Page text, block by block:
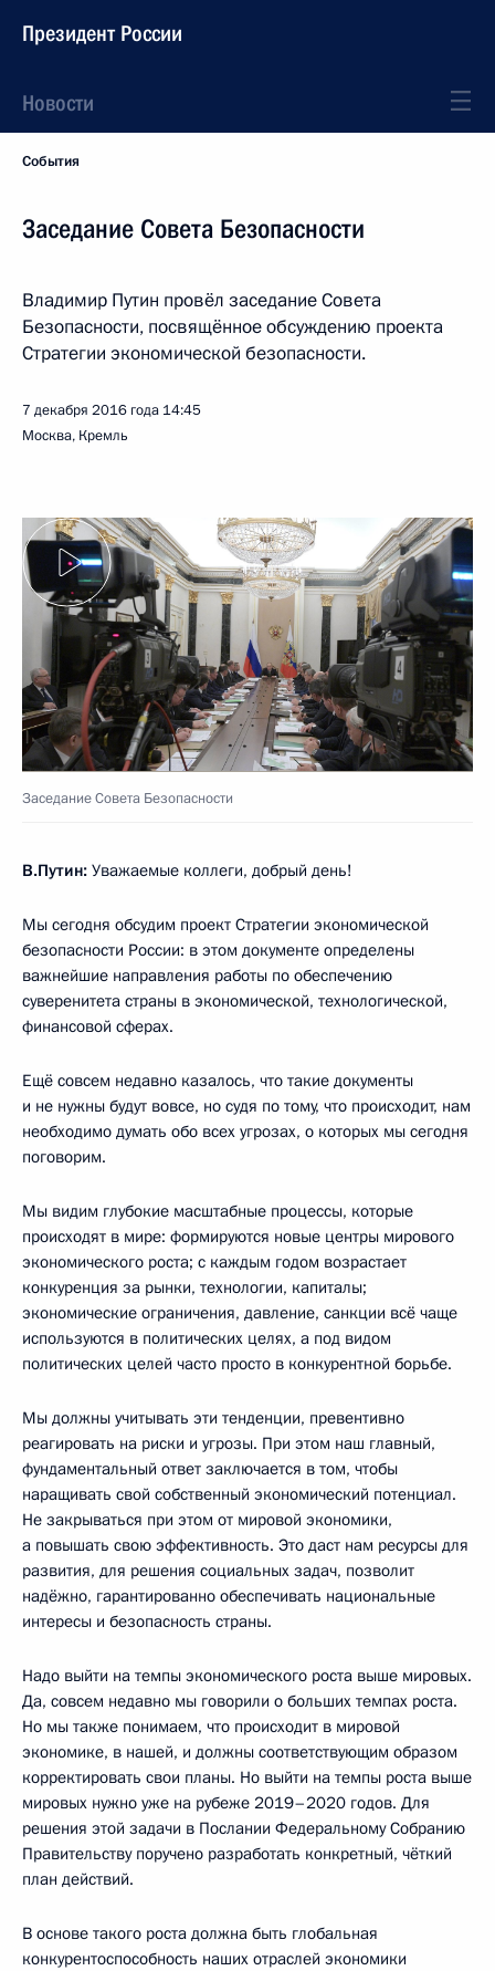
Президент России
Новости
События
Заседание Совета Безопасности
Владимир Путин провёл заседание Совета
Безопасности, посвящённое обсуждению проекта
Стратегии экономической безопасности.
7 декабря 2016 года 14:45
Москва, Кремль
Заседание Совета Безопасности
В.Путин: Уважаемые коллеги, добрый день!
Мы сегодня обсудим проект Стратегии экономической
безопасности России: в этом документе определены
важнейшие направления работы по обеспечению
суверенитета страны в экономической, технологической,
финансовой сферах.
Ещё совсем недавно казалось, что такие документы
и не нужны будут вовсе, но судя по тому, что происходит, нам
необходимо думать обо всех угрозах, о которых мы сегодня
поговорим.
Мы видим глубокие масштабные процессы, которые
происходят в мире: формируются новые центры мирового
экономического роста; с каждым годом возрастает
конкуренция за рынки, технологии, капиталы;
экономические ограничения, давление, санкции всё чаще
используются в политических целях, а под видом
политических целей часто просто в конкурентной борьбе.
Мы должны учитывать эти тенденции, превентивно
реагировать на риски и угрозы. При этом наш главный,
фундаментальный ответ заключается в том, чтобы
наращивать свой собственный экономический потенциал.
Не закрываться при этом от мировой экономики,
а повышать свою эффективность. Это даст нам ресурсы для
развития, для решения социальных задач, позволит
надёжно, гарантированно обеспечивать национальные
интересы и безопасность страны.
Надо выйти на темпы экономического роста выше мировых.
Да, совсем недавно мы говорили о больших темпах роста.
Но мы также понимаем, что происходит в мировой
экономике, в нашей, и должны соответствующим образом
корректировать свои планы. Но выйти на темпы роста выше
мировых нужно уже на рубеже 2019–2020 годов. Для
решения этой задачи в Послании Федеральному Собранию
Правительству поручено разработать конкретный, чёткий
план действий.
В основе такого роста должна быть глобальная
конкурентоспособность наших отраслей экономики